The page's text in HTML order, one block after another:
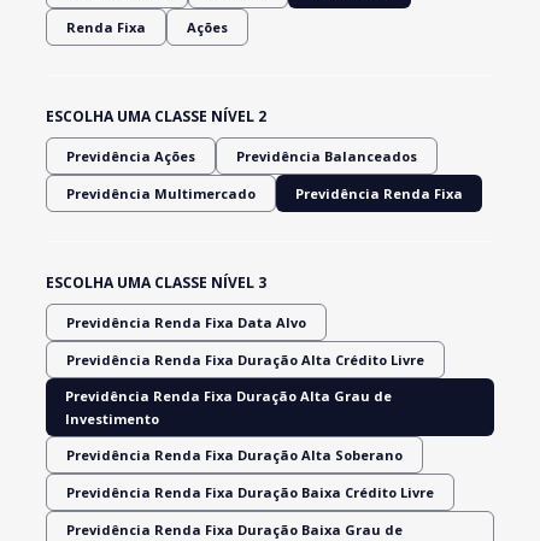
Renda Fixa Ações
ESCOLHA UMA CLASSE NÍVEL 2
Previdência Ações Previdência Balanceados
Previdência Multimercado Previdência Renda Fixa
ESCOLHA UMA CLASSE NÍVEL 3
Previdência Renda Fixa Data Alvo
Previdência Renda Fixa Duração Alta Crédito Livre
Previdência Renda Fixa Duração Alta Grau de
Investimento
Previdência Renda Fixa Duração Alta Soberano
Previdência Renda Fixa Duração Baixa Crédito Livre
Previdência Renda Fixa Duração Baixa Grau de